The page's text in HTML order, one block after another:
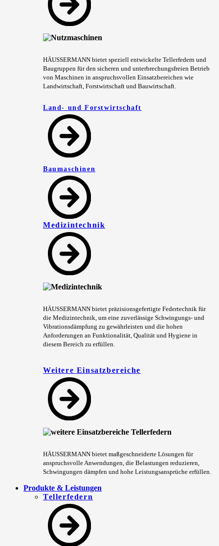
HÄUSSERMANN bietet speziell entwickelte Tellerfedern und
Baugruppen für den sicheren und unterbrechungsfreien Betrieb
von Maschinen in anspruchsvollen Einsatzbereichen wie
Landwirtschaft, Forstwirtschaft und Bauwirtschaft.
Land- und Forstwirtschaft
Baumaschinen
Medizintechnik
HÄUSSERMANN bietet präzisionsgefertigte Federtechnik für
die Medizintechnik, um eine zuverlässige Schwingungs- und
Vibrationsdämpfung zu gewährleisten und die hohen
Anforderungen an Funktionalität, Qualität und Hygiene in
diesem Bereich zu erfüllen.
Weitere Einsatzbereiche
HÄUSSERMANN bietet maßgeschneiderte Lösungen für
anspruchsvolle Anwendungen, die Belastungen reduzieren,
Schwingungen dämpfen und hohe Leistungsansprüche erfüllen.
Produkte & Leistungen
Tellerfedern